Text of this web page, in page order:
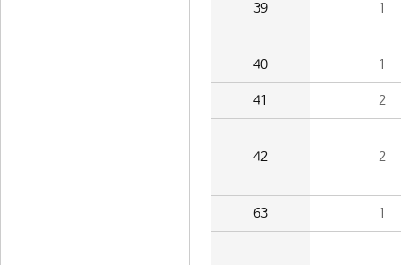
39 1
40 1
41 2
42 2
63 1